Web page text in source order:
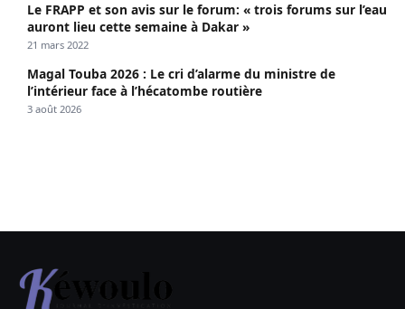
Le FRAPP et son avis sur le forum: « trois forums sur l’eau
auront lieu cette semaine à Dakar »
21 mars 2022
Magal Touba 2026 : Le cri d’alarme du ministre de
l’intérieur face à l’hécatombe routière
3 août 2026